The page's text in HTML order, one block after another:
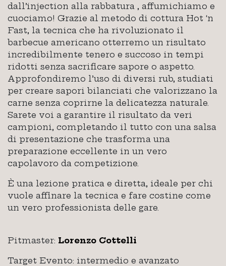
dall’injection alla rabbatura , affumichiamo e
cuociamo! Grazie al metodo di cottura Hot ‘n
Fast, la tecnica che ha rivoluzionato il
barbecue americano otterremo un risultato
incredibilmente tenero e succoso in tempi
ridotti senza sacrificare sapore o aspetto.
Approfondiremo l’uso di diversi rub, studiati
per creare sapori bilanciati che valorizzano la
carne senza coprirne la delicatezza naturale.
Sarete voi a garantire il risultato da veri
campioni, completando il tutto con una salsa
di presentazione che trasforma una
preparazione eccellente in un vero
capolavoro da competizione.
È una lezione pratica e diretta, ideale per chi
vuole affinare la tecnica e fare costine come
un vero professionista delle gare.
Pitmaster: Lorenzo Cottelli
Target Evento: intermedio e avanzato